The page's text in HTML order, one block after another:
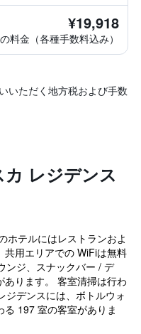
¥19,918
料金（各種手数料込み）
いただく地方税および手数
レジデンス
ホテルにはレストランおよ
用エリアでの WiFiは無料
ンジ、スナックバー / デ
あります。 客室清掃は行わ
ジデンスには、ボトルウォ
197 室の客室がありま